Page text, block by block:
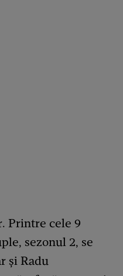
Printre cele 9
sezonul 2, se
și Radu